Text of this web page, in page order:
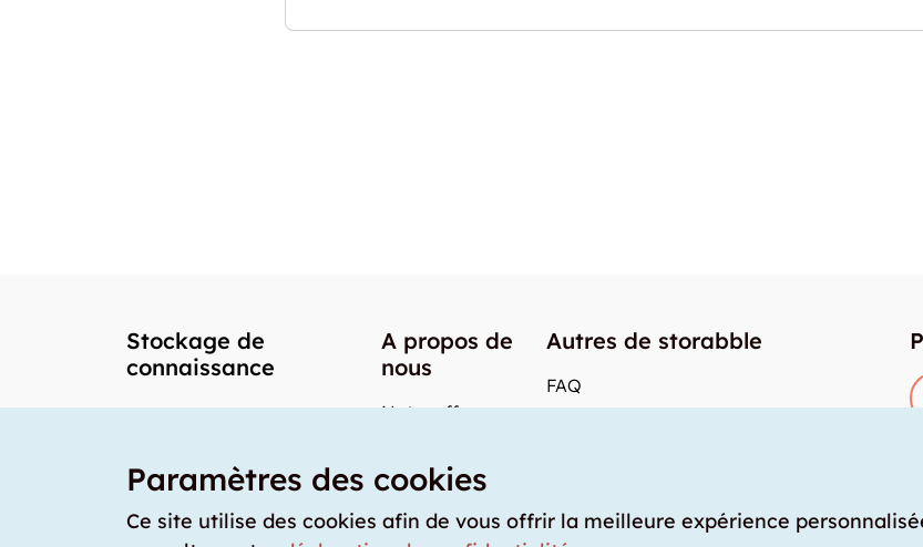
Stockage de
connaissance
A propos de
nous
Notre offre
Notre team
Nos prix
Autres de storabble
FAQ
Quel est le tarif moyen d'un garde-meuble?
Paramètres des cookies
Ce site utilise des cookies afin de vous offrir la meilleure expérience